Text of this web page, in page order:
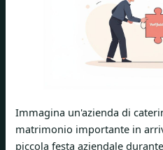
Immagina un'azienda di
matrimonio importante in
piccola festa aziendale